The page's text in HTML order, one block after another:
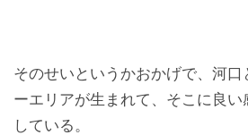
そのせいというかおかげで、河口
ーエリアが生まれて、そこに良い
している。